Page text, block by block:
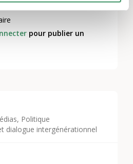
, Politique
dialogue intergénérationnel
pour publier un